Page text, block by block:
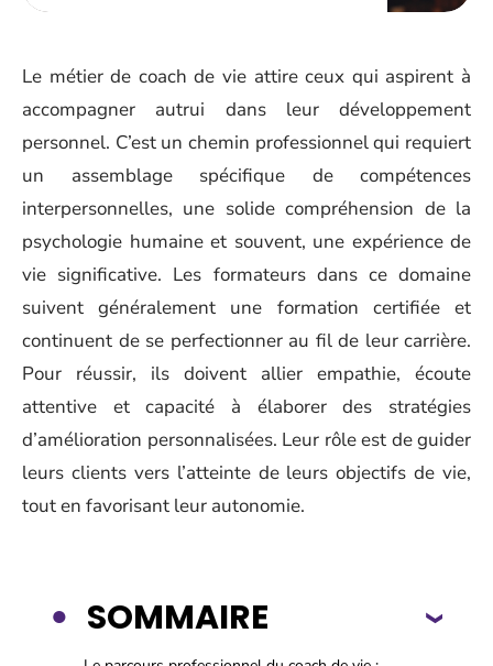
Le métier de coach de vie attire ceux qui aspirent à
accompagner autrui dans leur développement
personnel. C’est un chemin professionnel qui requiert
un assemblage spécifique de compétences
interpersonnelles, une solide compréhension de la
psychologie humaine et souvent, une expérience de
vie significative. Les formateurs dans ce domaine
suivent généralement une formation certifiée et
continuent de se perfectionner au fil de leur carrière.
Pour réussir, ils doivent allier empathie, écoute
attentive et capacité à élaborer des stratégies
d’amélioration personnalisées. Leur rôle est de guider
leurs clients vers l’atteinte de leurs objectifs de vie,
tout en favorisant leur autonomie.
SOMMAIRE